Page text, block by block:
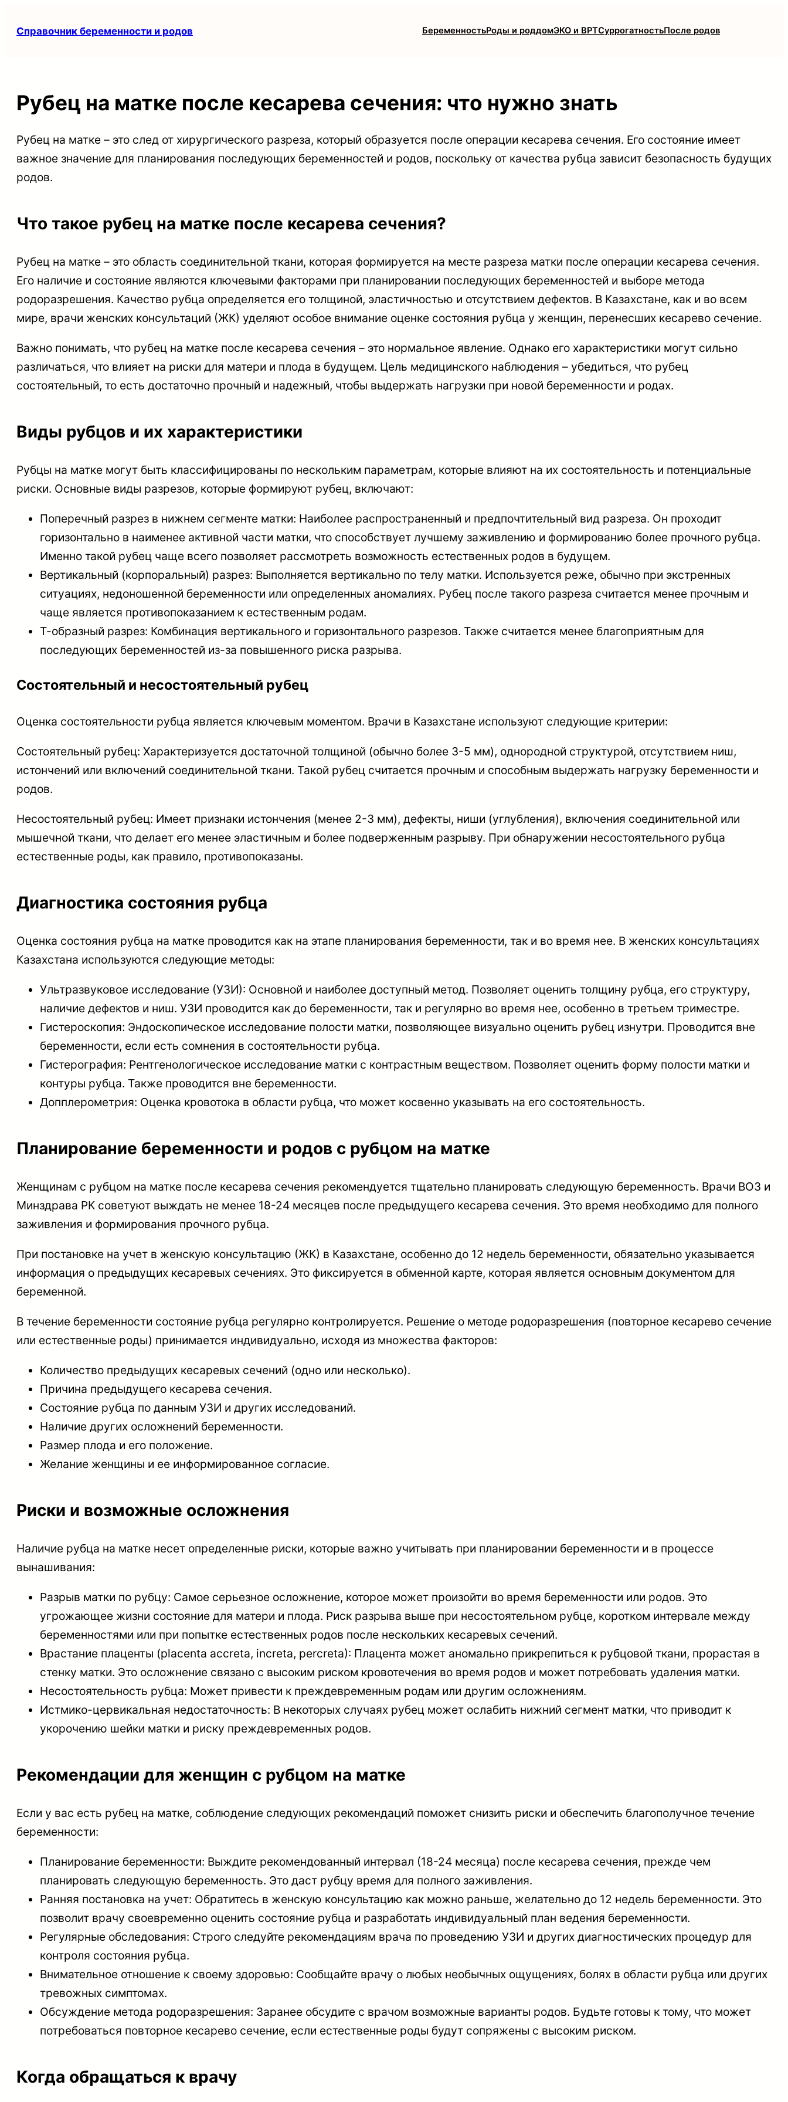
Справочник беременности и родов БеременностьРоды и роддомЭКО и ВРТСуррогатностьПосле родов
Рубец на матке после кесарева сечения: что нужно знать
Рубец на матке – это след от хирургического разреза, который образуется после операции кесарева сечения. Его состояние имеет
важное значение для планирования последующих беременностей и родов, поскольку от качества рубца зависит безопасность будущих
родов.
Что такое рубец на матке после кесарева сечения?
Рубец на матке – это область соединительной ткани, которая формируется на месте разреза матки после операции кесарева сечения.
Его наличие и состояние являются ключевыми факторами при планировании последующих беременностей и выборе метода
родоразрешения. Качество рубца определяется его толщиной, эластичностью и отсутствием дефектов. В Казахстане, как и во всем
мире, врачи женских консультаций (ЖК) уделяют особое внимание оценке состояния рубца у женщин, перенесших кесарево сечение.
Важно понимать, что рубец на матке после кесарева сечения – это нормальное явление. Однако его характеристики могут сильно
различаться, что влияет на риски для матери и плода в будущем. Цель медицинского наблюдения – убедиться, что рубец
состоятельный, то есть достаточно прочный и надежный, чтобы выдержать нагрузки при новой беременности и родах.
Виды рубцов и их характеристики
Рубцы на матке могут быть классифицированы по нескольким параметрам, которые влияют на их состоятельность и потенциальные
риски. Основные виды разрезов, которые формируют рубец, включают:
Поперечный разрез в нижнем сегменте матки: Наиболее распространенный и предпочтительный вид разреза. Он проходит
горизонтально в наименее активной части матки, что способствует лучшему заживлению и формированию более прочного рубца.
Именно такой рубец чаще всего позволяет рассмотреть возможность естественных родов в будущем.
Вертикальный (корпоральный) разрез: Выполняется вертикально по телу матки. Используется реже, обычно при экстренных
ситуациях, недоношенной беременности или определенных аномалиях. Рубец после такого разреза считается менее прочным и
чаще является противопоказанием к естественным родам.
Т-образный разрез: Комбинация вертикального и горизонтального разрезов. Также считается менее благоприятным для
последующих беременностей из-за повышенного риска разрыва.
Состоятельный и несостоятельный рубец
Оценка состоятельности рубца является ключевым моментом. Врачи в Казахстане используют следующие критерии:
Состоятельный рубец: Характеризуется достаточной толщиной (обычно более 3-5 мм), однородной структурой, отсутствием ниш,
истончений или включений соединительной ткани. Такой рубец считается прочным и способным выдержать нагрузку беременности и
родов.
Несостоятельный рубец: Имеет признаки истончения (менее 2-3 мм), дефекты, ниши (углубления), включения соединительной или
мышечной ткани, что делает его менее эластичным и более подверженным разрыву. При обнаружении несостоятельного рубца
естественные роды, как правило, противопоказаны.
Диагностика состояния рубца
Оценка состояния рубца на матке проводится как на этапе планирования беременности, так и во время нее. В женских консультациях
Казахстана используются следующие методы:
Ультразвуковое исследование (УЗИ): Основной и наиболее доступный метод. Позволяет оценить толщину рубца, его структуру,
наличие дефектов и ниш. УЗИ проводится как до беременности, так и регулярно во время нее, особенно в третьем триместре.
Гистероскопия: Эндоскопическое исследование полости матки, позволяющее визуально оценить рубец изнутри. Проводится вне
беременности, если есть сомнения в состоятельности рубца.
Гистерография: Рентгенологическое исследование матки с контрастным веществом. Позволяет оценить форму полости матки и
контуры рубца. Также проводится вне беременности.
Допплерометрия: Оценка кровотока в области рубца, что может косвенно указывать на его состоятельность.
Планирование беременности и родов с рубцом на матке
Женщинам с рубцом на матке после кесарева сечения рекомендуется тщательно планировать следующую беременность. Врачи ВОЗ и
Минздрава РК советуют выждать не менее 18-24 месяцев после предыдущего кесарева сечения. Это время необходимо для полного
заживления и формирования прочного рубца.
При постановке на учет в женскую консультацию (ЖК) в Казахстане, особенно до 12 недель беременности, обязательно указывается
информация о предыдущих кесаревых сечениях. Это фиксируется в обменной карте, которая является основным документом для
беременной.
В течение беременности состояние рубца регулярно контролируется. Решение о методе родоразрешения (повторное кесарево сечение
или естественные роды) принимается индивидуально, исходя из множества факторов:
Количество предыдущих кесаревых сечений (одно или несколько).
Причина предыдущего кесарева сечения.
Состояние рубца по данным УЗИ и других исследований.
Наличие других осложнений беременности.
Размер плода и его положение.
Желание женщины и ее информированное согласие.
Риски и возможные осложнения
Наличие рубца на матке несет определенные риски, которые важно учитывать при планировании беременности и в процессе
вынашивания:
Разрыв матки по рубцу: Самое серьезное осложнение, которое может произойти во время беременности или родов. Это
угрожающее жизни состояние для матери и плода. Риск разрыва выше при несостоятельном рубце, коротком интервале между
беременностями или при попытке естественных родов после нескольких кесаревых сечений.
Врастание плаценты (placenta accreta, increta, percreta): Плацента может аномально прикрепиться к рубцовой ткани, прорастая в
стенку матки. Это осложнение связано с высоким риском кровотечения во время родов и может потребовать удаления матки.
Несостоятельность рубца: Может привести к преждевременным родам или другим осложнениям.
Истмико-цервикальная недостаточность: В некоторых случаях рубец может ослабить нижний сегмент матки, что приводит к
укорочению шейки матки и риску преждевременных родов.
Рекомендации для женщин с рубцом на матке
Если у вас есть рубец на матке, соблюдение следующих рекомендаций поможет снизить риски и обеспечить благополучное течение
беременности:
Планирование беременности: Выждите рекомендованный интервал (18-24 месяца) после кесарева сечения, прежде чем
планировать следующую беременность. Это даст рубцу время для полного заживления.
Ранняя постановка на учет: Обратитесь в женскую консультацию как можно раньше, желательно до 12 недель беременности. Это
позволит врачу своевременно оценить состояние рубца и разработать индивидуальный план ведения беременности.
Регулярные обследования: Строго следуйте рекомендациям врача по проведению УЗИ и других диагностических процедур для
контроля состояния рубца.
Внимательное отношение к своему здоровью: Сообщайте врачу о любых необычных ощущениях, болях в области рубца или других
тревожных симптомах.
Обсуждение метода родоразрешения: Заранее обсудите с врачом возможные варианты родов. Будьте готовы к тому, что может
потребоваться повторное кесарево сечение, если естественные роды будут сопряжены с высоким риском.
Когда обращаться к врачу